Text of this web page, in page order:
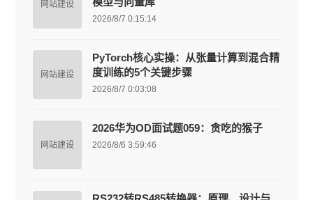
网站建设
2026/8/7 0:15:14
网站建设
PyTorch核心实操：从张量计算到混合精
度训练的5个关键步骤
2026/8/7 0:03:08
网站建设
2026华为OD面试题059：贪吃的猴子
2026/8/6 3:59:46